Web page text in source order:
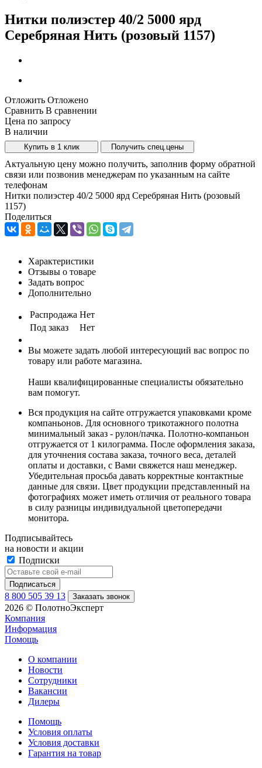
Нитки полиэстер 40/2 5000 ярд
Серебряная Нить (розовый 1157)
Отложить Отложено
Сравнить В сравнении
Цена по запросу
В наличии
Купить в 1 клик Получить спец.цены
Актуальную цену можно получить, заполнив форму обратной
связи или позвонив менеджерам по указанным на сайте
телефонам
Нитки полиэстер 40/2 5000 ярд Серебряная Нить (розовый
1157)
Поделиться
Характеристики
Отзывы о товаре
Задать вопрос
Дополнительно
Распродажа Нет
Под заказ
Нет
Вы можете задать любой интересующий вас вопрос по
товару или работе магазина.
Наши квалифицированные специалисты обязательно
вам помогут.
Вся продукция на сайте отгружается упаковками кроме
компаньонов. Для основного трикотажного полотна
минимальный заказ - рулон/пачка. Полотно-компаньон
отгружается от 1 килограмма. После оформления заказа,
для уточнения состава заказа, точного веса, деталей
оплаты и доставки, с Вами свяжется наш менеджер.
Убедительная просьба давать корректные контактные
данные для связи. Цвет продукции представленный на
фотографиях может иметь отличия от реального товара
в силу разницы индивидуальной цветопередачи
монитора.
Подписывайтесь
на новости и акции
Подписки
8 800 505 39 13 Заказать звонок
2026 © ПолотноЭксперт
Компания
Информация
Помощь
О компании
Новости
Сотрудники
Вакансии
Дилеры
Помощь
Условия оплаты
Условия доставки
Гарантия на товар